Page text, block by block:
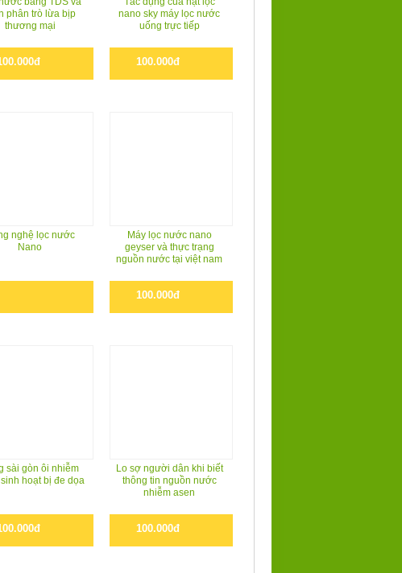
phân trò lừa bịp
thương mại
nano sky máy lọc nước
uống trực tiếp
100.000đ
nghệ lọc nước
Nano
Máy lọc nước nano
geyser và thực trạng
nguồn nước tại việt nam
100.000đ
sài gòn ôi nhiễm
hoạt bị đe dọa
Lo sợ người dân khi biết
thông tin nguồn nước
nhiễm asen
100.000đ